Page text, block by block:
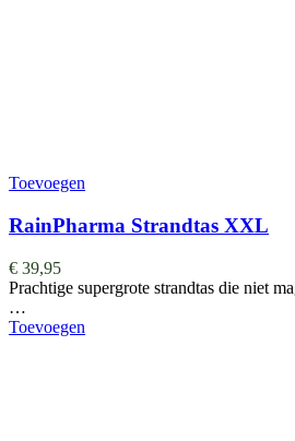
Toevoegen
RainPharma Strandtas XXL
€ 39,95
Prachtige supergrote strandtas die niet
…
Toevoegen